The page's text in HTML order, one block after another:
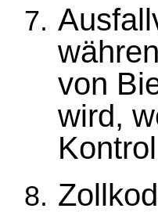
von
wird,